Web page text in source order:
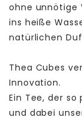
ohne unnötige
ins heiße
natürlichen
Thea Cubes
Innovation.
Ein Tee, der
und dabei